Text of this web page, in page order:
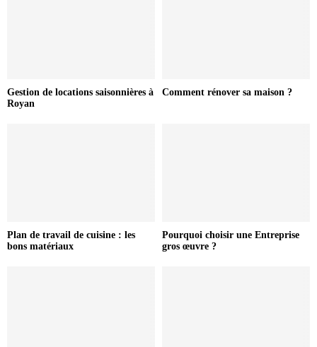
Gestion de locations saisonnières à
Royan
Comment rénover sa maison ?
Plan de travail de cuisine : les
bons matériaux
Pourquoi choisir une Entreprise
gros œuvre ?